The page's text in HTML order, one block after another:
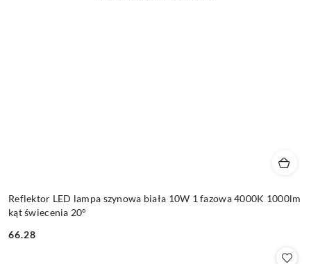
Reflektor LED lampa szynowa biała 10W 1 fazowa 4000K 1000lm
kąt świecenia 20°
Cena:
66.28